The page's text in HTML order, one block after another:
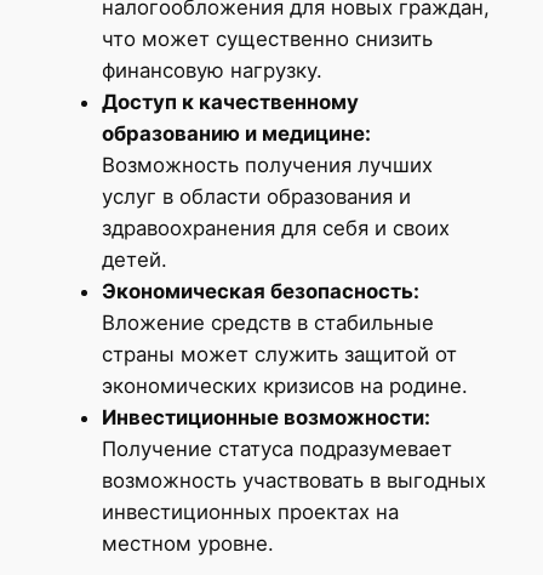
налогообложения для новых граждан,
что может существенно снизить
финансовую нагрузку.
Доступ к качественному
образованию и медицине:
Возможность получения лучших
услуг в области образования и
здравоохранения для себя и своих
детей.
Экономическая безопасность:
Вложение средств в стабильные
страны может служить защитой от
экономических кризисов на родине.
Инвестиционные возможности:
Получение статуса подразумевает
возможность участвовать в выгодных
инвестиционных проектах на
местном уровне.